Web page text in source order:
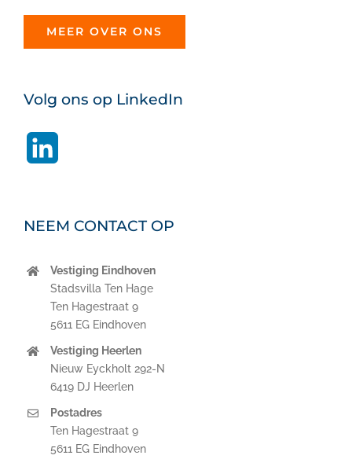
MEER OVER ONS
Volg ons op LinkedIn
NEEM CONTACT OP
Vestiging Eindhoven
Stadsvilla Ten Hage
Ten Hagestraat 9
5611 EG Eindhoven
Vestiging Heerlen
Nieuw Eyckholt 292-N
6419 DJ Heerlen
Postadres
Ten Hagestraat 9
5611 EG Eindhoven